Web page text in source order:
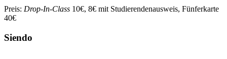
Preis: Drop-In-Class 10€, 8€ mit Studierendenausweis, Fünferkarte
40€
Siendo